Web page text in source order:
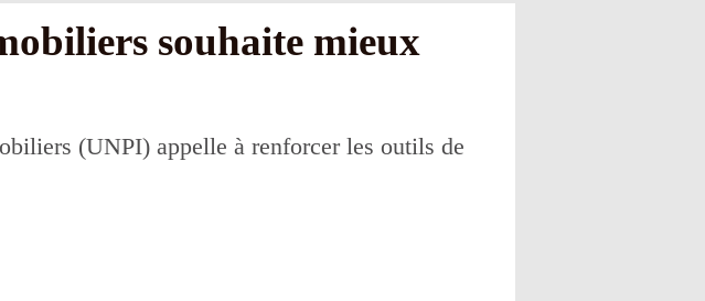
souhaite mieux
(UNPI) appelle à renforcer les outils de